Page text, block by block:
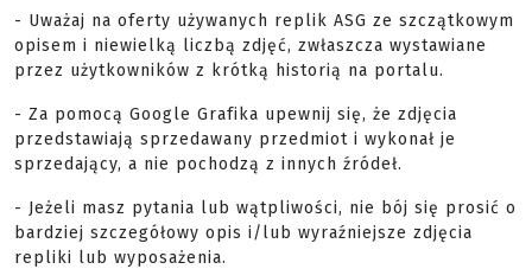
- Uważaj na oferty używanych replik ASG ze szczątkowym
opisem i niewielką liczbą zdjęć, zwłaszcza wystawiane
przez użytkowników z krótką historią na portalu.
- Za pomocą Google Grafika upewnij się, że zdjęcia
przedstawiają sprzedawany przedmiot i wykonał je
sprzedający, a nie pochodzą z innych źródeł.
- Jeżeli masz pytania lub wątpliwości, nie bój się prosić o
bardziej szczegółowy opis i/lub wyraźniejsze zdjęcia
repliki lub wyposażenia.